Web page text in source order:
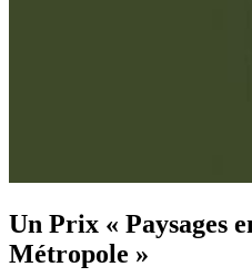
Un Prix « Paysages
Métropole »